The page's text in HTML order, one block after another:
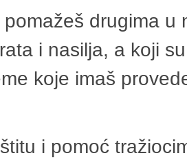
drugima
i nasilja, a koji
koje imaš
i pomoć